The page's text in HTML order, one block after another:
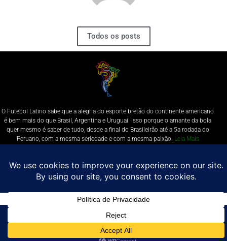
Todos os posts
O Futebol Latino sabe que a alegria do esporte bretão do continente americano
é bem mais do que Brasil, Argentina e Uruguai. Isso porque o amante da bola
quer mesmo é saber de tudo, desde a final do Brasileirão até a 5a rodada do
Peruano, com a mesma seriedade e com a mesma paixão. Leia Mais
Política de Privacidade